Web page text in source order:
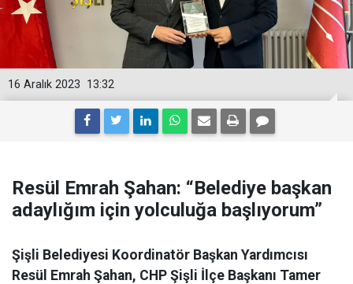
13:32
16 Aralık 2023
Resül Emrah Şahan: “Belediye başkan
adaylığım için yolculuğa başlıyorum”
Şişli Belediyesi Koordinatör Başkan Yardımcısı
Resül Emrah Şahan, CHP Şişli İlçe Başkanı Tamer